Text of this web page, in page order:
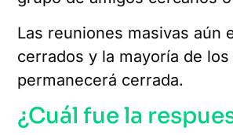
Las reuniones masivas aún
cerrados y la mayoría de
permanecerá cerrada.
¿Cuál fue la